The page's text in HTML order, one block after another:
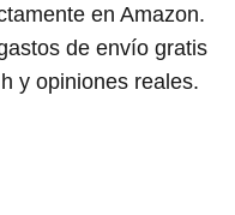
en Amazon.
de envío gratis
y opiniones reales.